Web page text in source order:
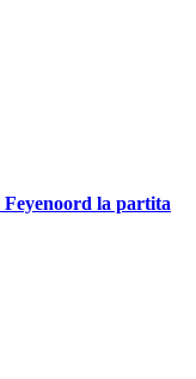
la partita